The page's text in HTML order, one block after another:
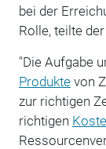
bei der
Rolle, teilte
"Die Aufgabe
Produktevon
zur richtigen
richtigen